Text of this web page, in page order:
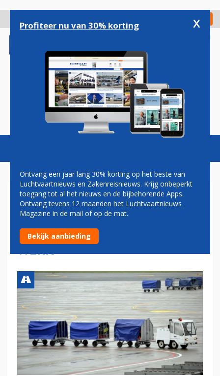
gaan
Check in
Magazine Podcasts Vacatures
COLLECTIEVE RECHTSZAAK
TEGEN AFHANDELAARS
SCHIPHOL OM 'TE ZWAAR
WERK'
Profiteer nu van 30% korting x
Ontvang een jaar lang 30% korting op het beste van
Luchtvaartnieuws en Zakenreisnieuws. Krijg onbeperkt
toegang tot al het nieuws en de bijbehorende Apps.
Ontvang tevens 12 maanden het Luchtvaartnieuws
Magazine in de mail of op de mat.
Bekijk aanbieding